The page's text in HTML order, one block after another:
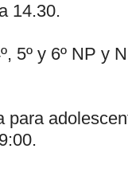
14.30.
5º y 6º NP y
para